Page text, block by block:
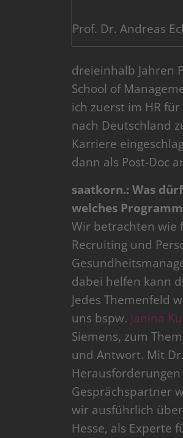
Prof. Dr. Andreas
dreieinhalb Jahren
School of
ich zuerst im HR
nach Deutschland
Karriere
dann als Post-Doc
saatkorn.: Was
welches
Wir betrachten wie
Recruiting und
dabei helfen kann
Jedes Themenfeld
uns bspw. Janina
Siemens, zum
und Antwort. Mit
Gesprächspartner
wir ausführlich
Hesse, als Experte